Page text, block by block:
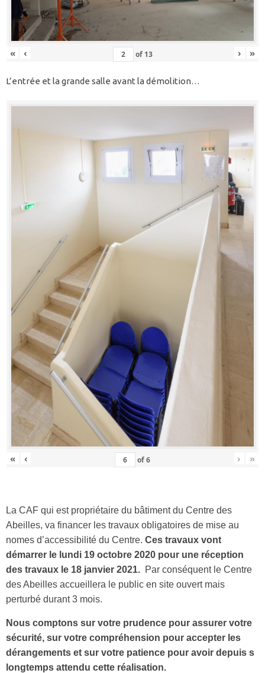
« ‹ of 13 › »
L’entrée et la grande salle avant la démolition…
« ‹ of6 › »
La CAF qui est propriétaire du bâtiment du Centre des
Abeilles, va financer les travaux obligatoires de mise au
nomes d’accessibilité du Centre. Ces travaux vont
démarrer le lundi 19 octobre 2020 pour une réception
des travaux le 18 janvier 2021. Par conséquent le Centre
des Abeilles accueillera le public en site ouvert mais
perturbé durant 3 mois.
Nous comptons sur votre prudence pour assurer votre
sécurité, sur votre compréhension pour accepter les
dérangements et sur votre patience pour avoir depuis s
longtemps attendu cette réalisation.